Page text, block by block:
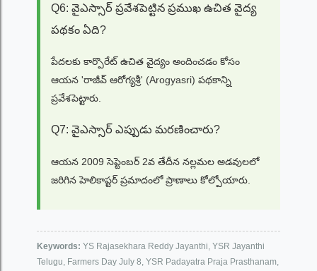
Q6: వైఎస్సార్ ప్రవేశపెట్టిన ప్రముఖ ఉచిత వైద్య
పథకం ఏది?
పేదలకు కార్పొరేట్ ఉచిత వైద్యం అందించడం కోసం
ఆయన 'రాజీవ్ ఆరోగ్యశ్రీ' (Arogyasri) పథకాన్ని
ప్రవేశపెట్టారు.
Q7: వైఎస్సార్ ఎప్పుడు మరణించారు?
ఆయన 2009 సెప్టెంబర్ 2వ తేదీన నల్లమల అడవులలో
జరిగిన హెలికాప్టర్ ప్రమాదంలో ప్రాణాలు కోల్పోయారు.
Keywords: YS Rajasekhara Reddy Jayanthi, YSR Jayanthi
Telugu, Farmers Day July 8, YSR Padayatra Praja Prasthanam,